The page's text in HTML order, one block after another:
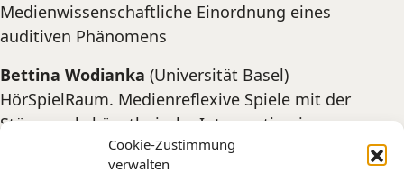
Cookie-Zustimmung
verwalten
Medienwissenschaftliche Einordnung eines
auditiven Phänomens
Bettina Wodianka (Universität Basel)
HörSpielRaum. Medienreflexive Spiele mit der
Störung als künstlerische Intervention im